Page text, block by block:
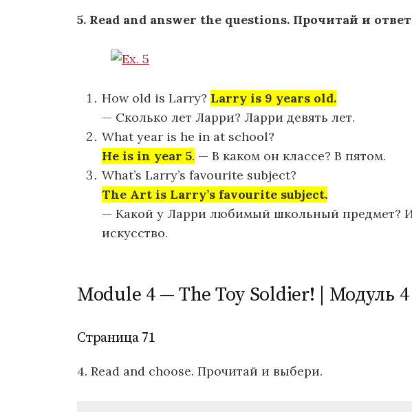
5. Read and answer the questions. Прочитай и
How old is Larry? Larry is 9 years old.
— Сколько лет Ларри? Ларри девять лет.
What year is he in at school?
He is in year 5. — В каком он классе? В пятом.
What’s Larry’s favourite subject?
The Art is Larry’s favourite subject.
— Какой у Ларри любимый школьный предмет?
искусство.
Module 4 — The Toy Soldier! | Модуль 4
Страница 71
4. Read and choose. Прочитай и выбери.